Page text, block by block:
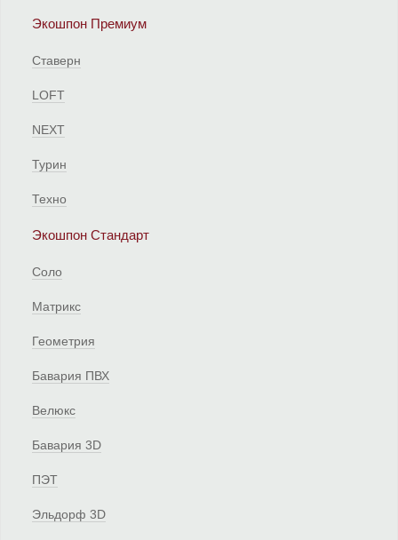
Экошпон Премиум
Ставерн
LOFT
NEXT
Турин
Техно
Экошпон Стандарт
Соло
Матрикс
Геометрия
Бавария ПВХ
Велюкс
Бавария 3D
ПЭТ
Эльдорф 3D